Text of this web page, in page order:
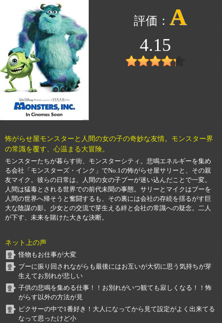
A
4.15
怖がらせ屋モンスターと人間の女の子の奇妙な友情。モンスター界
の常識を覆す、心温まる大冒険。
モンスターたちが暮らす街、モンスターシティ。悲鳴エネルギーを集め
る会社「モンスターズ・インク」でNo.1の怖がらせ屋サリーと、その親
友マイク。彼らの日常は、人間の女の子ブーが迷い込んだことで一変。
人間は猛毒とされる世界での前代未聞の事態。サリーとマイクはブーを
人間の世界へ帰そうと奮闘するも、その裏には会社の存続を揺るがす巨
大な陰謀の影。少女との交流で芽生える絆と会社の常識への疑念。二人
が下す、未来を賭けた大きな決断。
ネット上の声
怪物もお仕事が大変
ブーに振り回されながらも最後にはお互いが大切に思う気持ちが芽
生えてお別れが悲しい
子供の悲鳴を集める仕事！！お別れがいつ観ても寂しくなる！！怖
がらす以外の方法が見
ピクサーの中で1番好き！大人になってから見て設定がよく出来てる
なって思ったけど小